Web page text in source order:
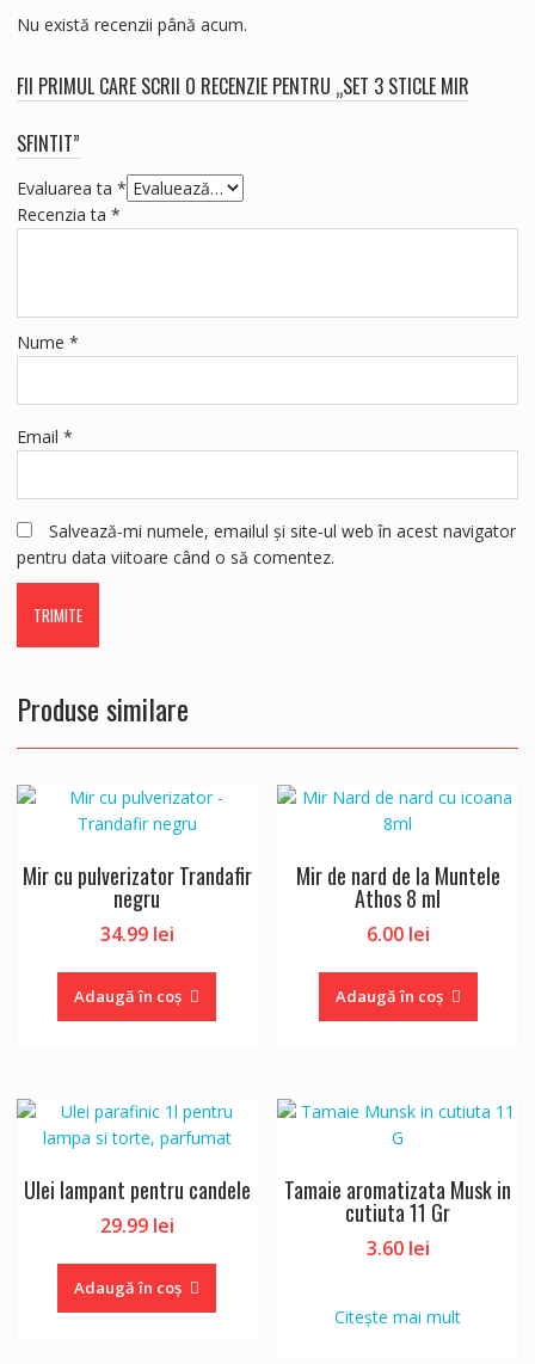
Nu există recenzii până acum.
FII PRIMUL CARE SCRII O RECENZIE PENTRU „SET 3 STICLE MIR
SFINTIT”
Evaluarea ta *
Recenzia ta *
Nume *
Email *
Salvează-mi numele, emailul și site-ul web în acest navigator
pentru data viitoare când o să comentez.
Produse similare
Mir cu pulverizator Trandafir
negru
34.99 lei
Adaugă în coș
Mir de nard de la Muntele
Athos 8 ml
6.00 lei
Adaugă în coș
Ulei lampant pentru candele
29.99 lei
Adaugă în coș
Tamaie aromatizata Musk in
cutiuta 11 Gr
3.60 lei
Citește mai mult